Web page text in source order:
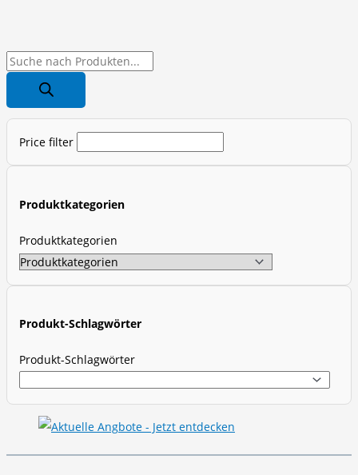
P
o
d
c
Price filter
Produktkategorien
Produktkategorien
Produkt-Schlagwörter
Produkt-Schlagwörter